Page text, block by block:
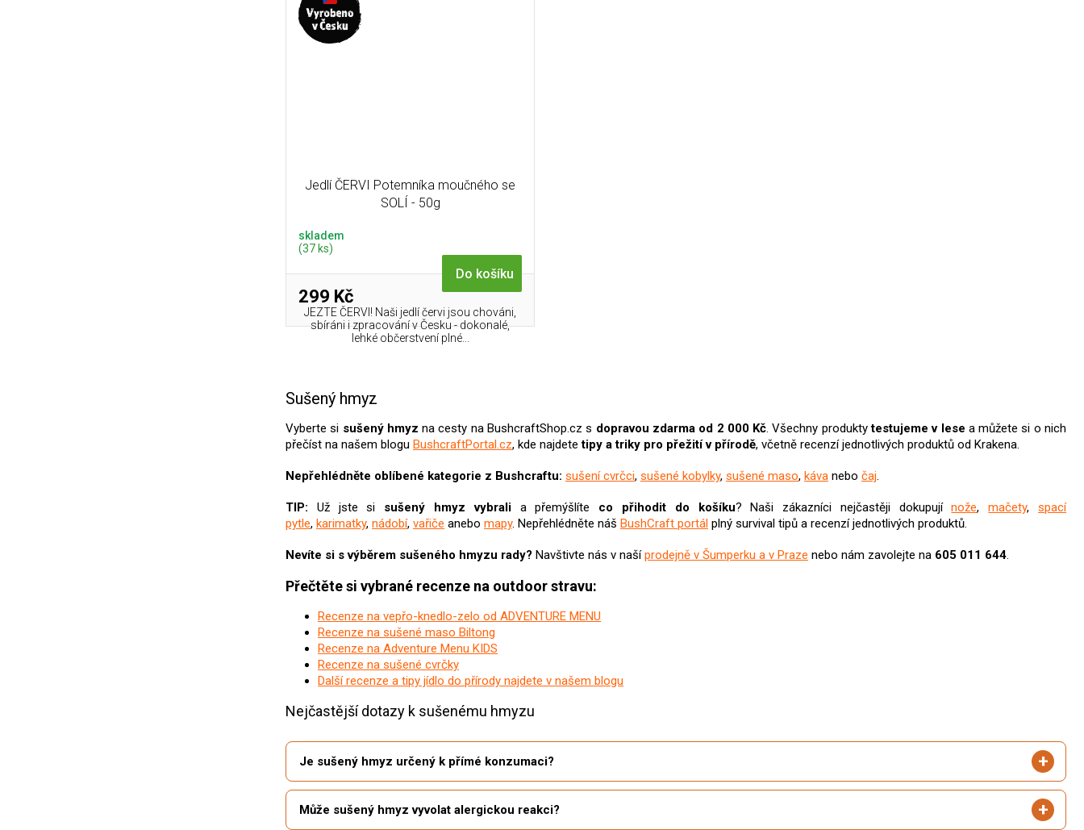
Jedlí ČERVI Potemníka moučného se
SOLÍ - 50g
skladem
(37 ks)
299 Kč
Do košíku
JEZTE ČERVI! Naši jedlí červi jsou chováni,
sbíráni i zpracování v Česku - dokonalé,
lehké občerstvení plné...
d
a
í
r
v
y
Sušený hmyz
Vyberte si sušený hmyz na cesty na BushcraftShop.cz s dopravou zdarma od 2 000 Kč. Všechny produktytestujeme v lese a můžete si o nich
přečíst na našem blogu BushcraftPortal.cz, kde najdetetipy a triky pro přežití v přírodě, včetně recenzí jednotlivých produktů od Krakena.
Nepřehlédněte oblíbené kategorie z Bushcraftu: sušení cvrčci, sušené kobylky, sušené maso, káva nebo čaj.
TIP: Už jste si sušený hmyzvybrali a přemýšlíte co přihodit do košíku? Naši zákazníci nejčastěji dokupujínože,mačety,spací
pytle, karimatky, nádobí, vařiče anebo mapy. Nepřehlédněte náš BushCraft portál plný survival tipů a recenzí jednotlivých produktů.
Nevíte si s výběrem sušeného hmyzu rady? Navštivte nás v našíprodejně v Šumperku a v Praze nebo nám zavolejte na 605 011 644.
Přečtěte si vybrané recenze na outdoor stravu:
Recenze na vepřo-knedlo-zelo od ADVENTURE MENU
Recenze na sušené maso Biltong
Recenze na Adventure Menu KIDS
Recenze na sušené cvrčky
Další recenze a tipy jídlo do přírody najdete v našem blogu
Nejčastější dotazy k sušenému hmyzu
Je sušený hmyz určený k přímé konzumaci?
Může sušený hmyz vyvolat alergickou reakci?